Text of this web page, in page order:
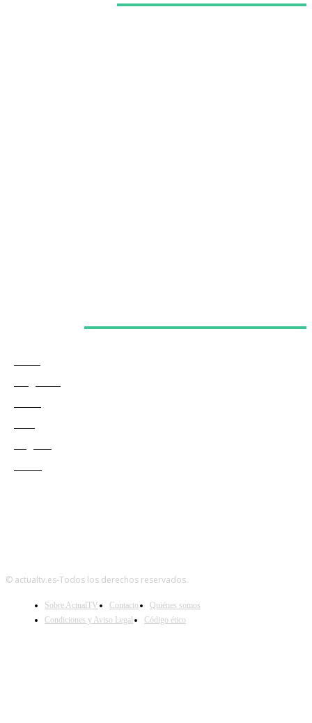
© actualtv.es-Todos los derechos reservados.
Sobre ActualTV Contacto
Quiénes somos
Condiciones y Aviso Legal
Código ético